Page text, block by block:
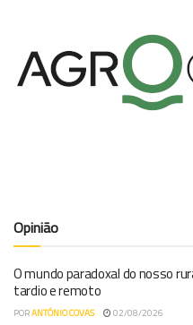
Opinião
O mundo paradoxal do nosso
tardio e remoto
PORANTÓNIO COVAS 02/08/2026